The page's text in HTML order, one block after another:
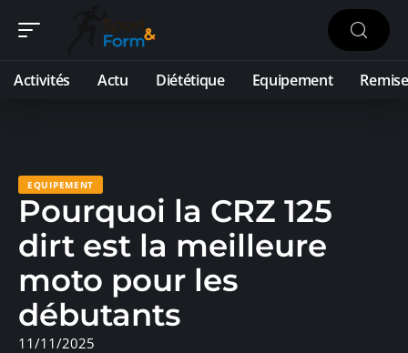
Activités Actu Diététique Equipement
EQUIPEMENT
Pourquoi la CRZ 125
dirt est la meilleure
moto pour les
débutants
11/11/2025